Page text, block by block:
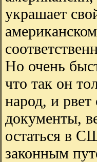
украшает
Но очень
что так он
народ, и
документы,
остаться в
законным